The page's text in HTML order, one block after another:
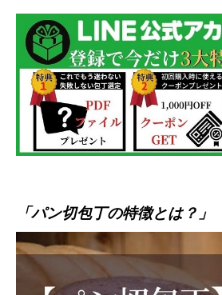
「パン切包丁の特徴とは？」